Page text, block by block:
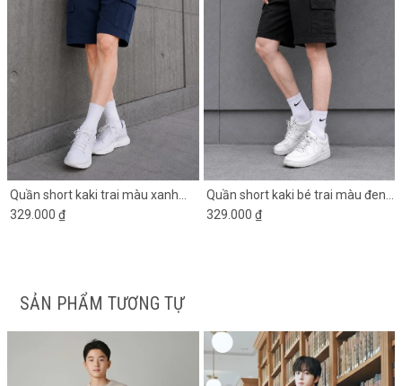
Quần short kaki trai màu xanh
đen túi hộp
329.000 ₫
Quần short kaki bé trai màu đen
túi hộp 2 bên
329.000 ₫
SẢN PHẨM TƯƠNG TỰ